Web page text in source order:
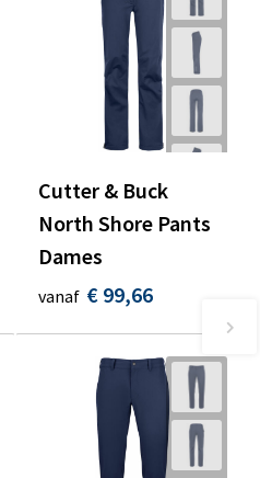
Cutter & Buck
North Shore Pants
Dames
vanaf € 99,66